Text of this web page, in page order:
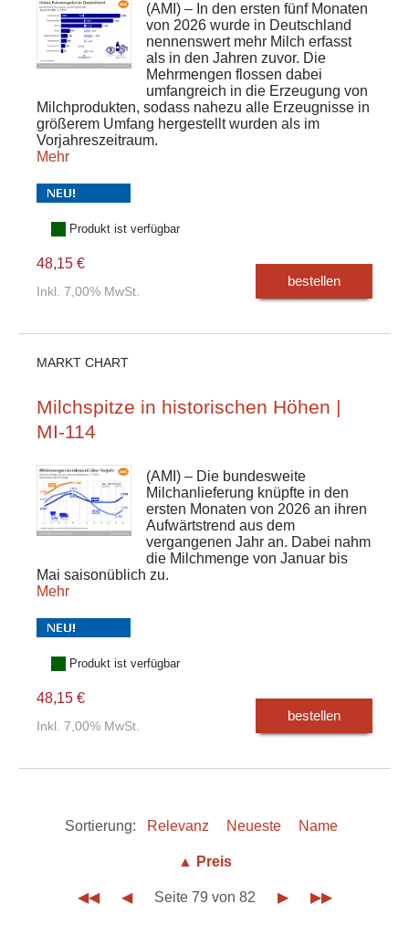
(AMI) – In den ersten fünf Monaten
von 2026 wurde in Deutschland
nennenswert mehr Milch erfasst
als in den Jahren zuvor. Die
Mehrmengen flossen dabei
umfangreich in die Erzeugung von
Milchprodukten, sodass nahezu alle Erzeugnisse in
größerem Umfang hergestellt wurden als im
Vorjahreszeitraum.
Mehr
Produkt ist verfügbar
48,15 €
Inkl. 7,00% MwSt.
bestellen
MARKT CHART
Milchspitze in historischen Höhen |
MI-114
(AMI) – Die bundesweite
Milchanlieferung knüpfte in den
ersten Monaten von 2026 an ihren
Aufwärtstrend aus dem
vergangenen Jahr an. Dabei nahm
die Milchmenge von Januar bis
Mai saisonüblich zu.
Mehr
Produkt ist verfügbar
48,15 €
Inkl. 7,00% MwSt.
bestellen
Sortierung: Relevanz Neueste Name
▲ Preis
◀◀ ◀ Seite 79 von 82 ▶ ▶▶